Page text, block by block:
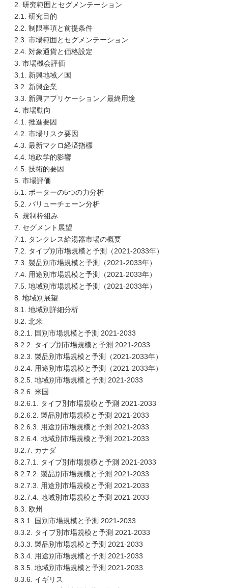
2. 研究範囲とセグメンテーション
2.1. 研究目的
2.2. 制限事項と前提条件
2.3. 市場範囲とセグメンテーション
2.4. 対象通貨と価格設定
3. 市場機会評価
3.1. 新興地域／国
3.2. 新興企業
3.3. 新興アプリケーション／最終用途
4. 市場動向
4.1. 推進要因
4.2. 市場リスク要因
4.3. 最新マクロ経済指標
4.4. 地政学的影響
4.5. 技術的要因
5. 市場評価
5.1. ポーターの5つの力分析
5.2. バリューチェーン分析
6. 規制枠組み
7. セグメント展望
7.1. タンクレス給湯器市場の概要
7.2. タイプ別市場規模と予測（2021-2033年）
7.3. 製品別市場規模と予測（2021-2033年）
7.4. 用途別市場規模と予測（2021-2033年）
7.5. 地域別市場規模と予測（2021-2033年）
8. 地域別展望
8.1. 地域別詳細分析
8.2. 北米
8.2.1. 国別市場規模と予測 2021-2033
8.2.2. タイプ別市場規模と予測 2021-2033
8.2.3. 製品別市場規模と予測（2021-2033年）
8.2.4. 用途別市場規模と予測（2021-2033年）
8.2.5. 地域別市場規模と予測 2021-2033
8.2.6. 米国
8.2.6.1. タイプ別市場規模と予測 2021-2033
8.2.6.2. 製品別市場規模と予測 2021-2033
8.2.6.3. 用途別市場規模と予測 2021-2033
8.2.6.4. 地域別市場規模と予測 2021-2033
8.2.7. カナダ
8.2.7.1. タイプ別市場規模と予測 2021-2033
8.2.7.2. 製品別市場規模と予測 2021-2033
8.2.7.3. 用途別市場規模と予測 2021-2033
8.2.7.4. 地域別市場規模と予測 2021-2033
8.3. 欧州
8.3.1. 国別市場規模と予測 2021-2033
8.3.2. タイプ別市場規模と予測 2021-2033
8.3.3. 製品別市場規模と予測 2021-2033
8.3.4. 用途別市場規模と予測 2021-2033
8.3.5. 地域別市場規模と予測 2021-2033
8.3.6. イギリス